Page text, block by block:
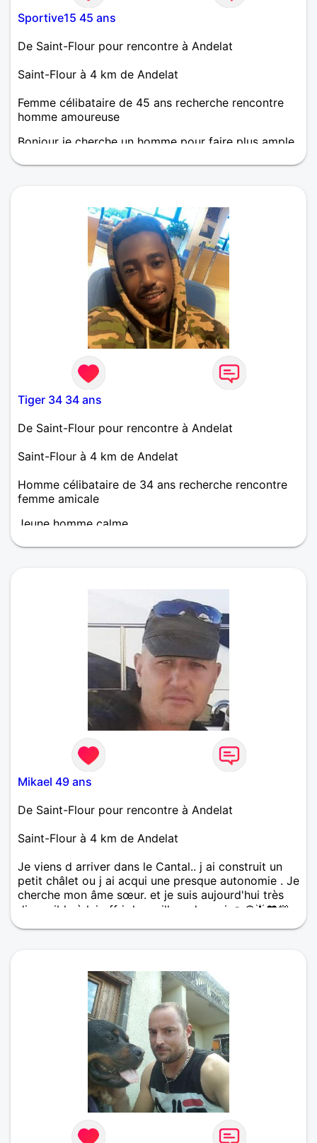
Sportive15 45 ans
De Saint-Flour pour rencontre à Andelat
Saint-Flour à 4 km de Andelat
Femme célibataire de 45 ans recherche rencontre
homme amoureuse
Bonjour je cherche un homme pour faire plus ample
ensemble, pas sérieux s'abstenir
Tiger 34 34 ans
De Saint-Flour pour rencontre à Andelat
Saint-Flour à 4 km de Andelat
Homme célibataire de 34 ans recherche rencontre
femme amicale
Jeune homme calme ,
Mikael 49 ans
De Saint-Flour pour rencontre à Andelat
Saint-Flour à 4 km de Andelat
Je viens d arriver dans le Cantal.. j ai construit un
petit châlet ou j ai acqui une presque autonomie . Je
cherche mon âme sœur. et je suis aujourd'hui très
disponible à lui offrir le meilleur de moi 👉☮️🌟❤️💯
😇😘